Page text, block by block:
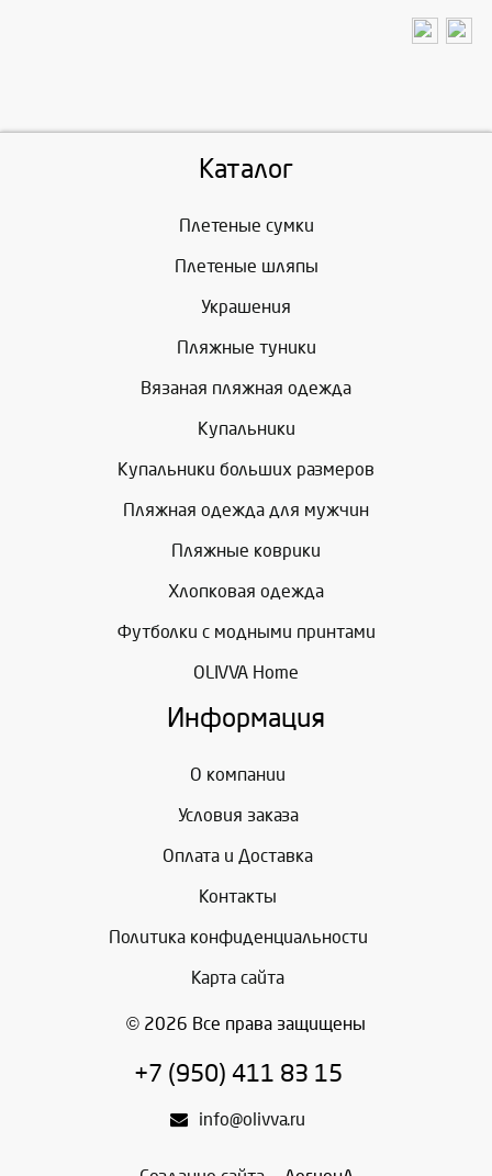
Каталог
Плетеные сумки
Плетеные шляпы
Украшения
Пляжные туники
Вязаная пляжная одежда
Купальники
Купальники больших размеров
Пляжная одежда для мужчин
Пляжные коврики
Хлопковая одежда
Футболки с модными принтами
OLIVVA Home
Информация
О компании
Условия заказа
Оплата и Доставка
Контакты
Политика конфиденциальности
Карта сайта
© 2026 Все права защищены
+7 (950) 411 83 15
info@olivva.ru